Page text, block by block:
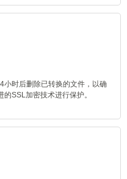
小时后删除已转换的文件，以确
SSL加密技术进行保护。